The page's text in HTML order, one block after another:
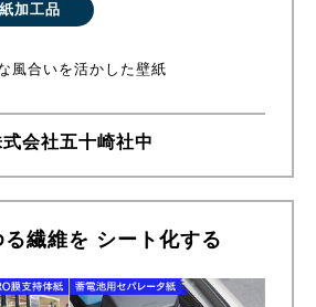
加工品
風合いを活かした壁紙
会社五十崎社中
繊維を シート化する